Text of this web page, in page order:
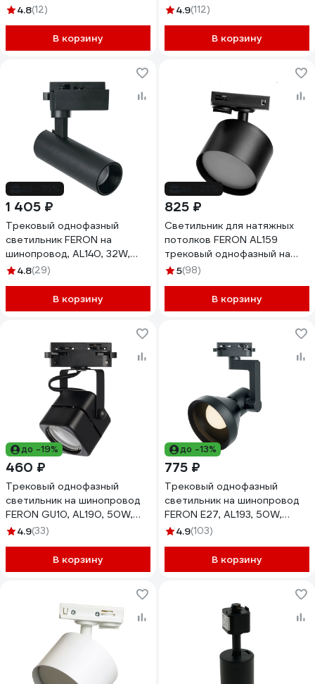
230V, черный 41592
4.8(12)
В корзину
230V, белый 41591
4.9(112)
В корзину
1 405 ₽
Трековый однофазный
светильник FERON на
шинопровод, AL140, 32W,
4000К белый, 2880Lm,
4.8(29)
В корзину
825 ₽
Светильник для натяжных
потолков FERON AL159
трековый однофазный на
шинопровод под лампу
5(98)
В корзину
до -19%
460 ₽
Трековый однофазный
светильник на шинопровод
FERON GU10, AL190, 50W,
230V, черный 41590
4.9(33)
В корзину
до -13%
775 ₽
Трековый однофазный
светильник на шинопровод
FERON E27, AL193, 50W,
230V, черный 41598
4.9(103)
В корзину